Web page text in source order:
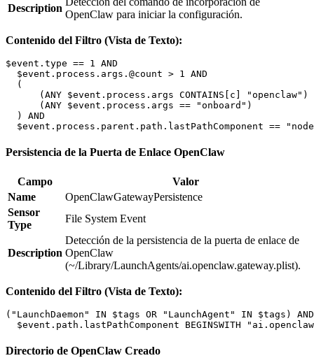
Description
OpenClaw para iniciar la configuración.
Contenido del Filtro (Vista de Texto):
$event.type == 1 AND
  $event.process.args.@count > 1 AND
  (
(ANY $event.process.args CONTAINS[c] "openclaw")
      (ANY $event.process.args == "onboard")
  ) AND
Persistencia de la Puerta de Enlace OpenClaw
Campo
Valor
Name
OpenClawGatewayPersistence
Sensor
Type
File System Event
Description
Detección de la persistencia de la puerta de enlace de
OpenClaw
(~/Library/LaunchAgents/ai.openclaw.gateway.plist).
Contenido del Filtro (Vista de Texto):
("LaunchDaemon" IN $tags OR "LaunchAgent" IN $tags) AND
Directorio de OpenClaw Creado